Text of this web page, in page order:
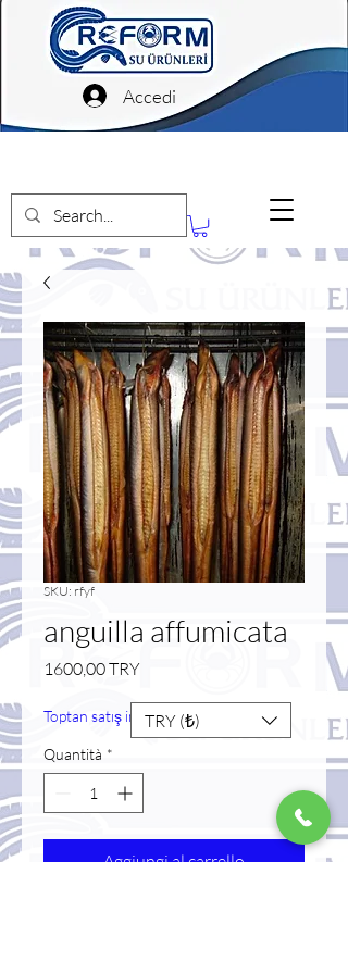
Accedi
SKU: rfyf
anguilla affumicata
1600,00 TRYPrezzo
Toptan satış indirimi
Quantità *
Aggiungi al carrello
TRY (₺)